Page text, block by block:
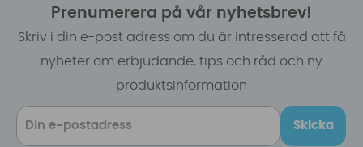
Prenumerera på vår nyhetsbrev!
Skriv i din e-post adress om du är intresserad att få
nyheter om erbjudande, tips och råd och ny
produktsinformation
Skicka